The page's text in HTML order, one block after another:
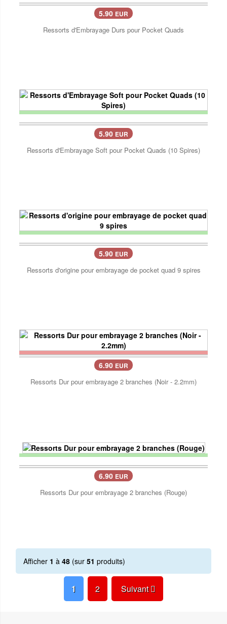
5.90 EUR
Ressorts d'Embrayage Durs pour Pocket Quads
5.90 EUR
Ressorts d'Embrayage Soft pour Pocket Quads (10 Spires)
5.90 EUR
Ressorts d'origine pour embrayage de pocket quad 9 spires
6.90 EUR
Ressorts Dur pour embrayage 2 branches (Noir - 2.2mm)
6.90 EUR
Ressorts Dur pour embrayage 2 branches (Rouge)
Afficher 1 à 48 (sur 51 produits)
1 2 Suivant